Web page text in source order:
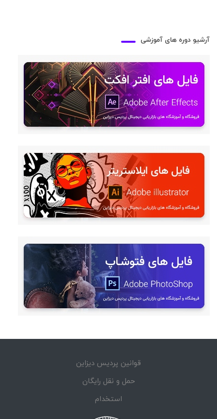
آرشیو دوره های آموزشی
قوانین پردیس دیزاین
حمل و نقل رایگان
استخدام